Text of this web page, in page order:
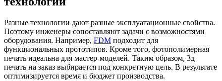
Разные технологии дают разные эксплуатационные свойства.
Поэтому инженеры сопоставляют задачи с возможностями
оборудования. Например, FDM подходит для
функциональных прототипов. Кроме того, фотополимерная
печать идеальна для мастер-моделей. Таким образом, 3д
печать на заказ выбирается под конкретную цель. В результате
оптимизируется время и бюджет производства.